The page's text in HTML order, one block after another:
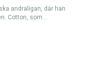
andraligan, där han
Cotton, som ...